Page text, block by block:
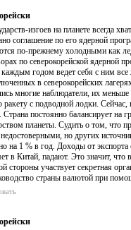
изгоев на планете всегда
соглашение по его ядерной
по-прежнему холодными как
по северокорейской
каждым годом ведет себя с ним
в северокорейских
многие наблюдатели, их меньше
ракету с подводной лодки.
постоянно балансирует на
планеты. Судить о том, что
но других
на 1 % в год. Доходы от
в Китай, падают. Это значит,
стороны участвует секретная
страны валютой при